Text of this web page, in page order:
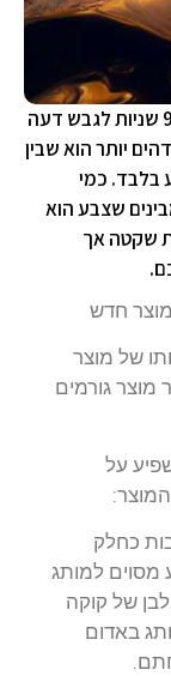
האם ידעתם שלוקח לצרכן ממוצע פחות מ-90 שניות לגבש דעה
יותר הוא שבין
בלבד. כמי
שצבע הוא
שקטה אך
חדש
של מוצר
גורמים
על
כחלק
מסוים למותג
של קוקה
באדום